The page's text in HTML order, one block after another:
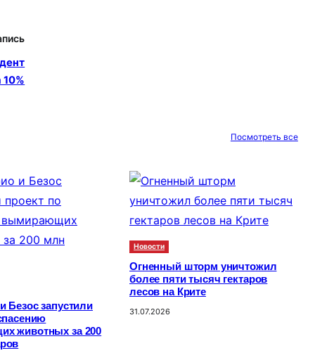
Посмотреть все
Безос запустили
животных за 200
Новости
Огненный шторм уничтожил
более пяти тысяч гектаров
лесов на Крите
31.07.2026